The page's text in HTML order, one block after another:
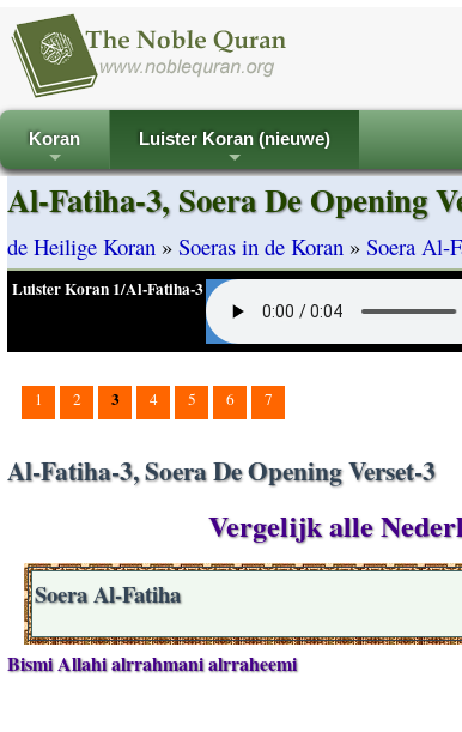
+
Koran
+
Luister Koran (nieuwe)
Al-Fatiha-3, Soera De Opening
de Heilige Koran » Soeras in de Koran » Soera Al-
Luister Koran 1/Al-Fatiha-3
1 2 3 4 5 6 7
Al-Fatiha-3, Soera De Opening Verset-3
Vergelijk alle
Soera Al-Fatiha
Bismi Allahi alrrahmani alrraheemi